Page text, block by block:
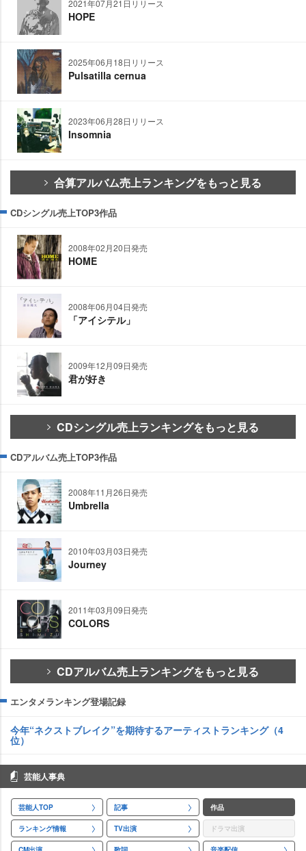
2021年07月21日リリース
HOPE
2025年06月18日リリース
Pulsatilla cernua
2023年06月28日リリース
Insomnia
合算アルバム売上ランキングをもっと見る
CDシングル売上TOP3作品
2008年02月20日発売
HOME
2008年06月04日発売
「アイシテル」
2009年12月09日発売
君が好き
CDシングル売上ランキングをもっと見る
CDアルバム売上TOP3作品
2008年11月26日発売
Umbrella
2010年03月03日発売
Journey
2011年03月09日発売
COLORS
CDアルバム売上ランキングをもっと見る
エンタメランキング登場記録
今年“ネクストブレイク”を期待するアーティストランキング（4
位）
芸能人事典
芸能人TOP 記事 作品
ランキング情報 TV出演 ドラマ出演